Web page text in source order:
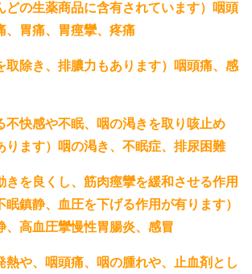
どの生薬商品に含有されています）咽頭
、胃痛、胃痙攣、疼痛
取除き、排膿力もあります）咽頭痛、感
不快感や不眠、咽の渇きを取り咳止め
ります）咽の渇き、不眠症、排尿困難
きを良くし、筋肉痙攣を緩和させる作用
鎮静、血圧を下げる作用が有ります）
、高血圧攣慢性胃腸炎、感冒
熱や、咽頭痛、咽の腫れや、止血剤とし